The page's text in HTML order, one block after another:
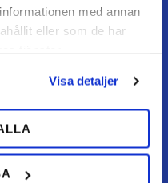
med annan
eller som de har
Visa detaljer
lager, snabb